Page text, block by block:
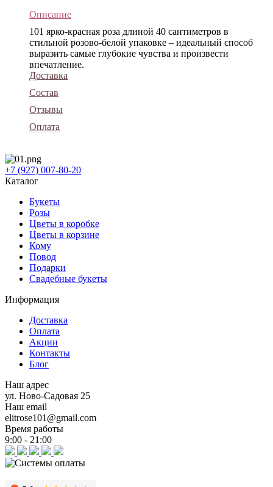
Описание
101 ярко-красная роза длиной 40 сантиметров в
стильной розово-белой упаковке – идеальный способ
выразить самые глубокие чувства и произвести
впечатление.
Доставка
Состав
Отзывы
Оплата
+7 (927) 007-80-20
Каталог
Букеты
Розы
Цветы в коробке
Цветы в корзине
Кому
Повод
Подарки
Свадебные букеты
Информация
Доставка
Оплата
Акции
Контакты
Блог
Наш адрес
ул. Ново-Садовая 25
Наш email
elitrose101@gmail.com
Время работы
9:00 - 21:00